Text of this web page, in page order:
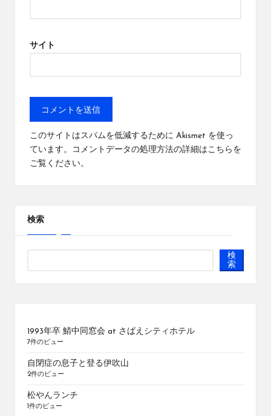
サイト
このサイトはスパムを低減するために Akismet を使っ
ています。
コメントデータの処理方法の詳細はこちらを
ご覧ください。
検索
検
索
1993年卒 鯖中同窓会 at さばえシティホテル
7件のビュー
自閉症の息子と登る伊吹山
2件のビュー
松やんランチ
1件のビュー